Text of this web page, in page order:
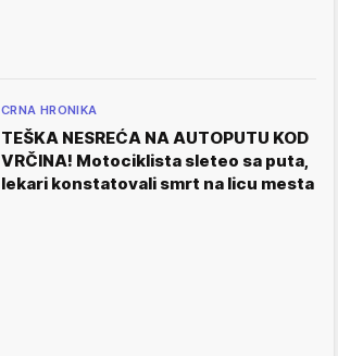
CRNA HRONIKA
TEŠKA NESREĆA NA AUTOPUTU KOD
VRČINA! Motociklista sleteo sa puta,
lekari konstatovali smrt na licu mesta